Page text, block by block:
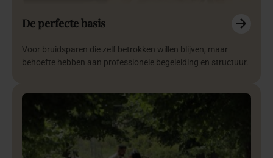
De perfecte basis
Voor bruidsparen die zelf betrokken willen blijven, maar
behoefte hebben aan professionele begeleiding en structuur.